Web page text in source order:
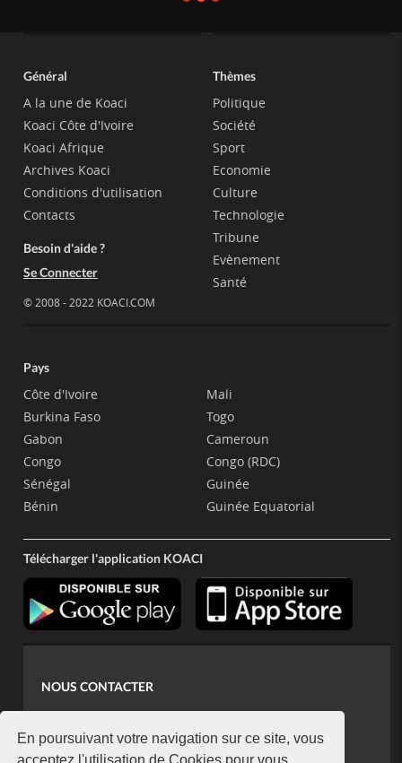
En poursuivant votre navigation sur ce site, vous
acceptez l'utilisation de Cookies pour vous
Général
A la une de Koaci
Koaci Côte d'Ivoire
Koaci Afrique
Archives Koaci
Conditions d'utilisation
Contacts
Besoin d'aide ?
Se Connecter
© 2008 - 2022 KOACI.COM
Thèmes
Politique
Société
Sport
Economie
Culture
Technologie
Tribune
Evènement
Santé
Pays
Côte d'Ivoire
Burkina Faso
Gabon
Congo
Sénégal
Bénin
Mali
Togo
Cameroun
Congo (RDC)
Guinée
Guinée Equatorial
Télécharger l'application KOACI
NOUS CONTACTER
koaci@yahoo.fr